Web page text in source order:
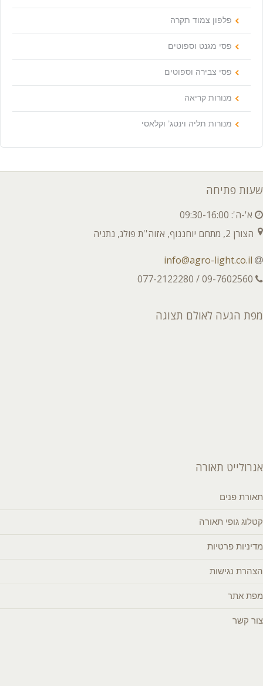
פלפון צמוד תקרה
פסי מגנט וספוטים
פסי צבירה וספוטים
מנורות קריאה
מנורות תליה וינטג’ וקלאסי
שעות פתיחה
א'-ה': 09:30-16:00
הצורן 2, מתחם יוחננוף, אזוה''ת פולג, נתניה
מפת הגעה לאולם תצוגה
אגרולייט תאורה
תאורת פנים
קטלוג גופי תאורה
מדיניות פרטיות
הצהרת נגישות
מפת אתר
צור קשר